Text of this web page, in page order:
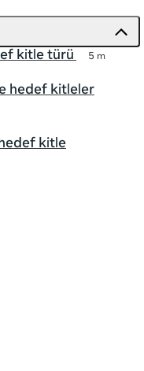
kitle türü 5 m
hedef kitleler
kitle